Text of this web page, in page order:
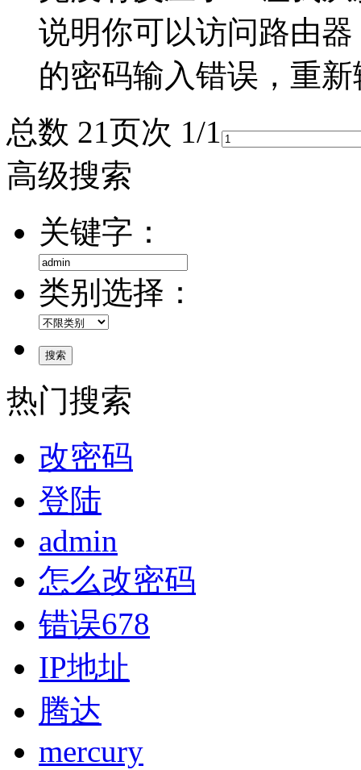
说明你可以访问路由
的密码输入错误，重
总数 21页次 1/1
高级搜索
关键字：
类别选择：
热门搜索
改密码
登陆
admin
怎么改密码
错误678
IP地址
腾达
mercury